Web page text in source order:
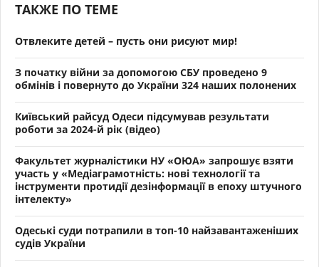
ТАКЖЕ ПО ТЕМЕ
Отвлеките детей – пусть они рисуют мир!
З початку війни за допомогою СБУ проведено 9
обмінів і повернуто до України 324 наших полонених
Київський райсуд Одеси підсумував результати
роботи за 2024-й рік (відео)
Факультет журналістики НУ «ОЮА» запрошує взяти
участь у «Медіаграмотність: нові технології та
інструменти протидії дезінформації в епоху штучного
інтелекту»
Одеські суди потрапили в топ-10 найзавантаженіших
судів України